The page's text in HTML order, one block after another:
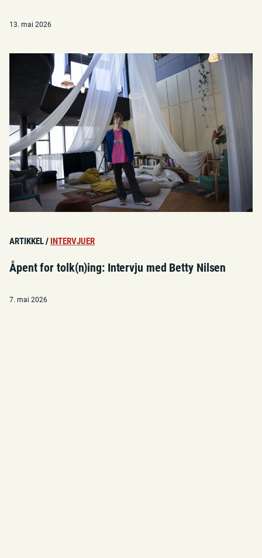
13. mai 2026
ARTIKKEL/ INTERVJUER
Åpent for tolk(n)ing: Intervju med Betty Nilsen
7. mai 2026